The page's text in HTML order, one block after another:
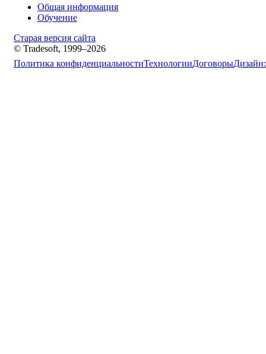
Общая информация
Обучение
Старая версия сайта
© Tradesoft, 1999–2026
Политика конфиденциальностиТехнологииДоговорыДизайн: